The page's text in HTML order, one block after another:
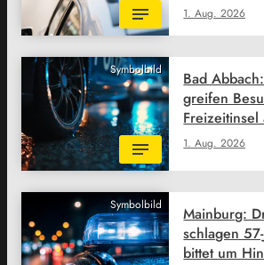
1. Aug. 2026
Symbolbild
1. Aug. 2026
Bad
greifen
Freizeitinsel
Symbolbild
Mainburg:
schlagen
bittet um